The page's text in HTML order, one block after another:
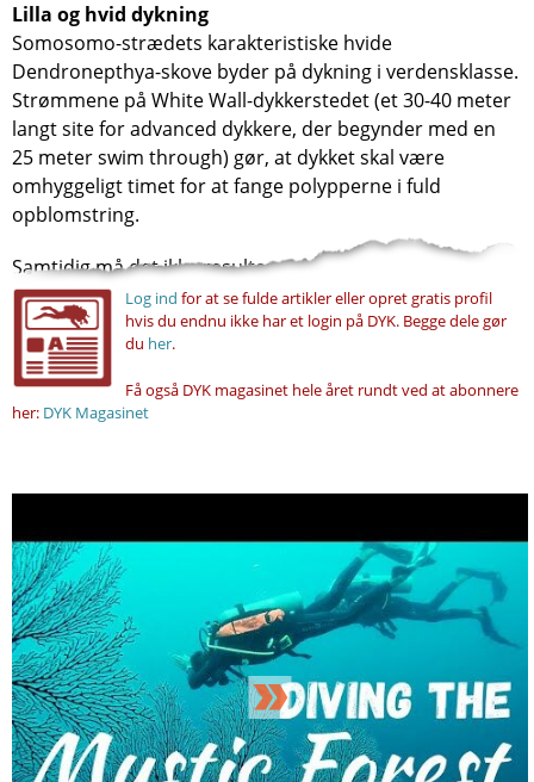
Lilla og hvid dykning
Somosomo-strædets karakteristiske hvide
Dendronepthya-skove byder på dykning i verdensklasse.
Strømmene på White Wall-dykkerstedet (et 30-40 meter
langt site for advanced dykkere, der begynder med en
25 meter swim through) gør, at dykket skal være
omhyggeligt timet for at fange polypperne i fuld
opblomstring.
Samtidig må det ikke resultere i, at...
Log ind for at se fulde artikler eller opret gratis profil
hvis du endnu ikke har et login på DYK. Begge dele gør
du her.
Få også DYK magasinet hele året rundt ved at abonnere
her: DYK Magasinet